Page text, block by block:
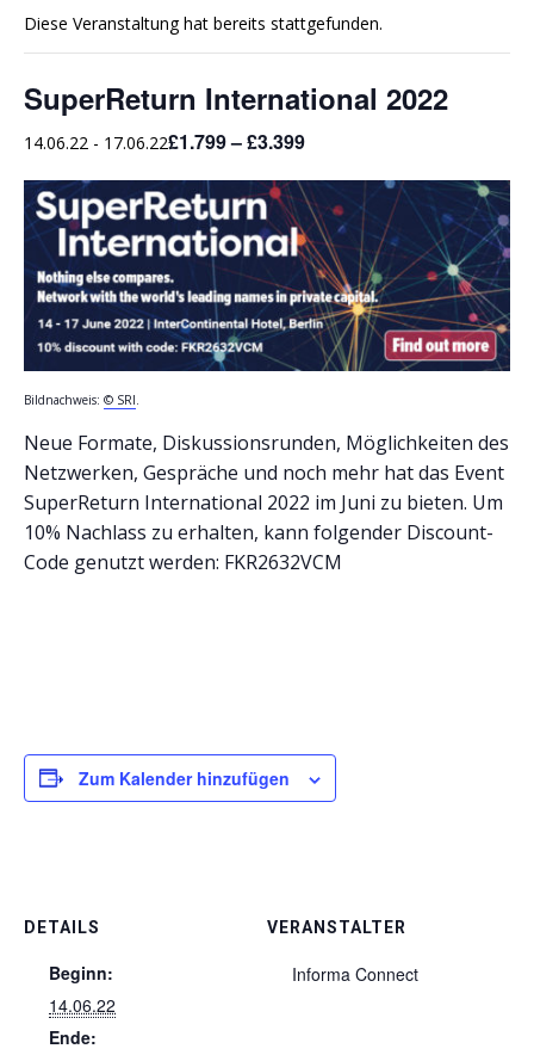
Diese Veranstaltung hat bereits stattgefunden.
SuperReturn International 2022
14.06.22 - 17.06.22£1.799 – £3.399
Bildnachweis: © SRI
Neue Formate, Diskussionsrunden, Möglichkeiten des
Netzwerken, Gespräche und noch mehr hat das Event
SuperReturn International 2022 im Juni zu bieten. Um
10% Nachlass zu erhalten, kann folgender Discount-
Code genutzt werden: FKR2632VCM
Zum Kalender hinzufügen
DETAILS
Beginn:
14.06.22
Ende:
VERANSTALTER
Informa Connect